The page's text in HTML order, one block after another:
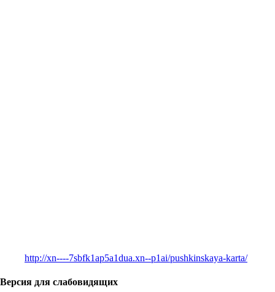
http://xn----7sbfk1ap5a1dua.xn--p1ai/pushkinskaya-karta/
Версия для слабовидящих